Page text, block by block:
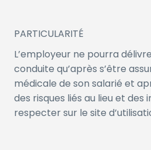
PARTICULARITÉ
L’employeur ne pourra
conduite qu’après s’être
médicale de son salarié et
des risques liés au lieu et des
respecter sur le site